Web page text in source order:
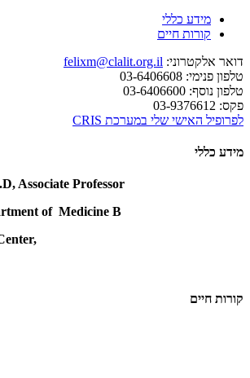
מידע כללי
קורות חיים
דואר אלקטרוני: felixm@clalit.org.il
טלפון פנימי:
טלפון נוסף:
פקס:
לפרופיל האישי שלי במערכת CRIS
מידע כללי
Associate Professor
of Medicine B
קורות חיים